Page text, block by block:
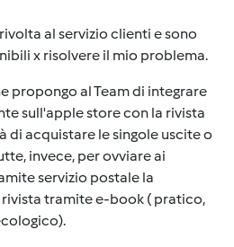
al servizio clienti e sono
x risolvere il mio problema.
propongo al Team di integrare
sull'apple store con la rivista
di acquistare le singole uscite o
invece, per ovviare ai
servizio postale la
tramite e-book ( pratico,